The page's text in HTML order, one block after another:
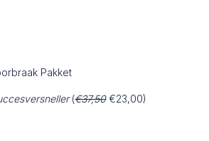
Pakket
(€37,50€23,00)